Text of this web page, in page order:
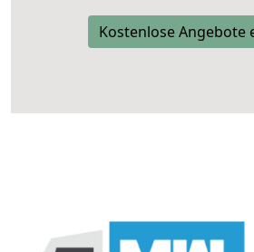
Kostenlose Angebote